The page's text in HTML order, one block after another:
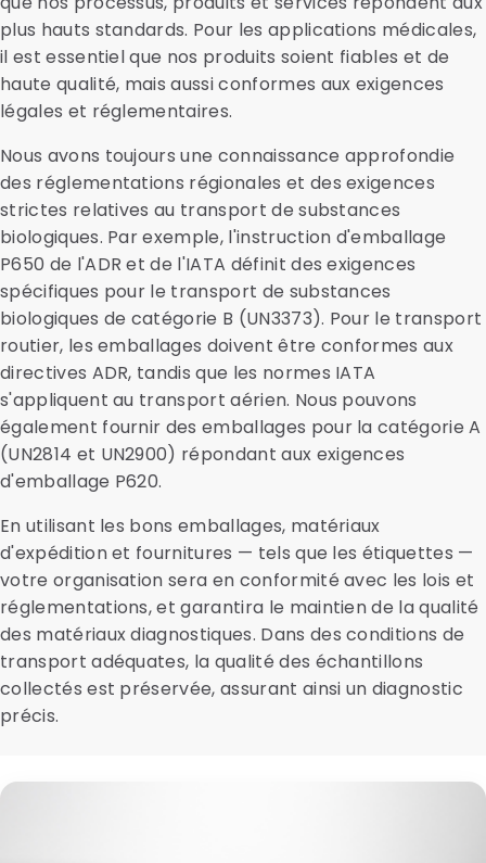
plus hauts standards. Pour les applications médicales,
il est essentiel que nos produits soient fiables et de
haute qualité, mais aussi conformes aux exigences
légales et réglementaires.
Nous avons toujours une connaissance approfondie
des réglementations régionales et des exigences
strictes relatives au transport de substances
biologiques. Par exemple, l'instruction d'emballage
P650 de l'ADR et de l'IATA définit des exigences
spécifiques pour le transport de substances
biologiques de catégorie B (UN3373). Pour le transport
routier, les emballages doivent être conformes aux
directives ADR, tandis que les normes IATA
s'appliquent au transport aérien. Nous pouvons
également fournir des emballages pour la catégorie A
(UN2814 et UN2900) répondant aux exigences
d'emballage P620.
En utilisant les bons emballages, matériaux
d'expédition et fournitures — tels que les étiquettes —
votre organisation sera en conformité avec les lois et
réglementations, et garantira le maintien de la qualité
des matériaux diagnostiques. Dans des conditions de
transport adéquates, la qualité des échantillons
collectés est préservée, assurant ainsi un diagnostic
précis.